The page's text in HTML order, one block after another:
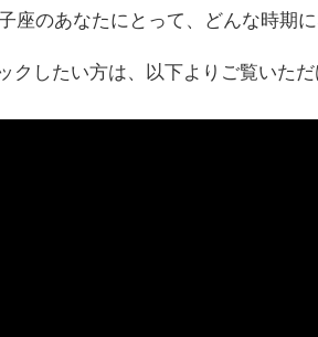
座のあなたにとって、どんな時期
クしたい方は、以下よりご覧いただ